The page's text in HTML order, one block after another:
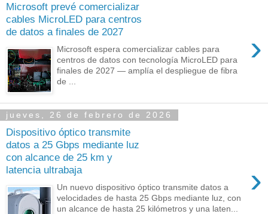
Microsoft prevé comercializar
cables MicroLED para centros
de datos a finales de 2027
›
Microsoft espera comercializar cables para
centros de datos con tecnología MicroLED para
finales de 2027 — amplía el despliegue de fibra
de ...
jueves, 26 de febrero de 2026
Dispositivo óptico transmite
datos a 25 Gbps mediante luz
con alcance de 25 km y
latencia ultrabaja
›
Un nuevo dispositivo óptico transmite datos a
velocidades de hasta 25 Gbps mediante luz, con
un alcance de hasta 25 kilómetros y una laten...